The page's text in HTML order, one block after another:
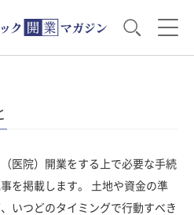
医院）開業をする上で必要な手続
を掲載します。 土地や資金の準
いつどのタイミングで行動すべき